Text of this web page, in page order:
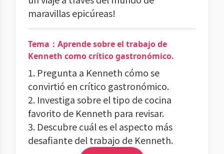
maravillas epicúreas!
Tema：Aprende sobre el trabajo de
Kenneth como crítico gastronómico.
1. Pregunta a Kenneth cómo se
convirtió en crítico gastronómico.
2. Investiga sobre el tipo de cocina
favorito de Kenneth para revisar.
3. Descubre cuál es el aspecto más
desafiante del trabajo de Kenneth.